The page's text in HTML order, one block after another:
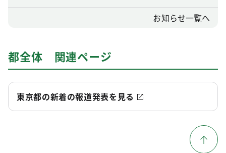
お知らせ一覧へ
都全体 関連ページ
東京都の新着の報道発表を見る